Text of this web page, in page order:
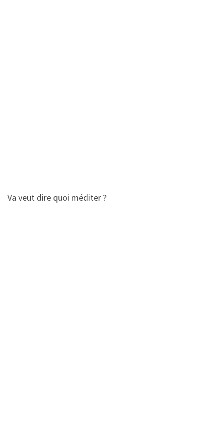
Va veut dire quoi méditer ?